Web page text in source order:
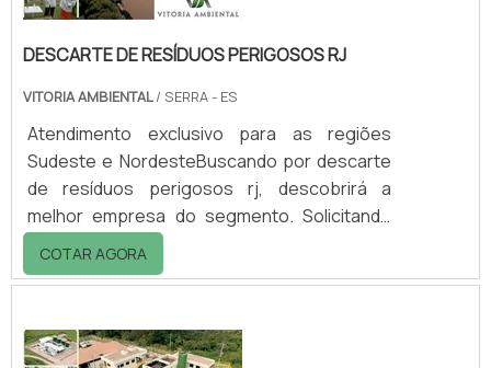
DESCARTE DE RESÍDUOS PERIGOSOS RJ
VITORIA AMBIENTAL/ SERRA - ES
Atendimento exclusivo para as regiões
Sudeste e NordesteBuscando por descarte
de resíduos perigosos rj, descobrirá a
melhor empresa do segmento. Solicitando
mais informações na vitrine que se chama
Soluções Industriais e conhecendo a melhor
mercado.DETALHES sOBRE DESCARTE DE
RESÍDUOS PERIGOSOS RJQuem precisa de
COTAR AGORA